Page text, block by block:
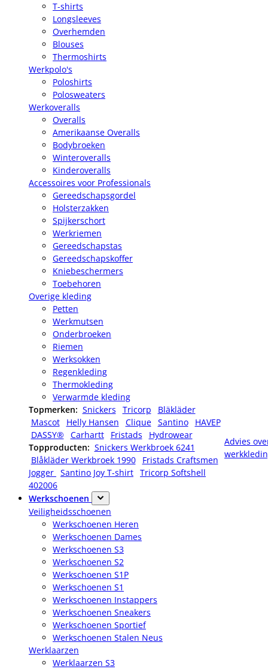
T-shirts
Longsleeves
Overhemden
Blouses
Thermoshirts
Werkpolo's
Poloshirts
Polosweaters
Werkoveralls
Overalls
Amerikaanse Overalls
Bodybroeken
Winteroveralls
Kinderoveralls
Accessoires voor Professionals
Gereedschapsgordel
Holsterzakken
Spijkerschort
Werkriemen
Gereedschapstas
Gereedschapskoffer
Kniebeschermers
Toebehoren
Overige kleding
Petten
Werkmutsen
Onderbroeken
Riemen
Werksokken
Regenkleding
Thermokleding
Verwarmde kleding
Topmerken: Snickers Tricorp
Bläkläder
Mascot
Helly Hansen Clique Santino
HAVEP
DASSY®
Carhartt Fristads
Hydrowear
Topproducten: Snickers Werkbroek 6241
Blåkläder Werkbroek 1990
Fristads Craftsmen
Jogger Santino Joy T-shirt Tricorp Softshell
402006
Advies
Werkschoenen
Veiligheidsschoenen
Werkschoenen Heren
Werkschoenen Dames
Werkschoenen S3
Werkschoenen S2
Werkschoenen S1P
Werkschoenen S1
Werkschoenen Instappers
Werkschoenen Sneakers
Werkschoenen Sportief
Werkschoenen Stalen Neus
Werklaarzen
Werklaarzen S3